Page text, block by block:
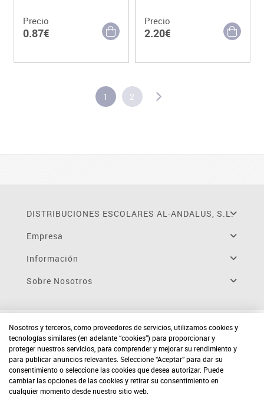
Precio
0.87€
Precio
2.20€
1 2
DISTRIBUCIONES ESCOLARES AL-ANDALUS, S.L.
Empresa
Información
Sobre Nosotros
Nosotros y terceros, como proveedores de servicios, utilizamos cookies y
tecnologías similares (en adelante “cookies”) para proporcionar y
proteger nuestros servicios, para comprender y mejorar su rendimiento y
para publicar anuncios relevantes. Seleccione “Aceptar” para dar su
consentimiento o seleccione las cookies que desea autorizar. Puede
cambiar las opciones de las cookies y retirar su consentimiento en
cualquier momento desde nuestro sitio web.